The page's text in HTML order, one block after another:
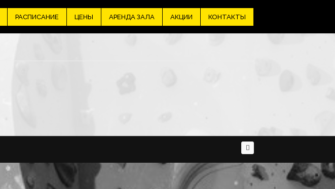
РАСПИСАНИЕ ЦЕНЫ АРЕНДА ЗАЛА АКЦИИ КОНТАКТЫ